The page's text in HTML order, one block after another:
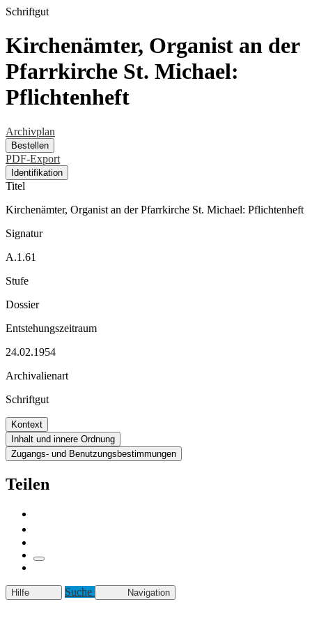
Schriftgut
Kirchenämter, Organist an der
Pfarrkirche St. Michael:
Pflichtenheft
Archivplan
Bestellen
PDF-Export
Identifikation
Titel
Kirchenämter, Organist an der Pfarrkirche St. Michael: Pflichtenheft
Signatur
A.1.61
Stufe
Dossier
Entstehungszeitraum
24.02.1954
Archivalienart
Schriftgut
Kontext
Inhalt und innere Ordnung
Zugangs- und Benutzungsbestimmungen
Teilen
Hilfe Suche Navigation